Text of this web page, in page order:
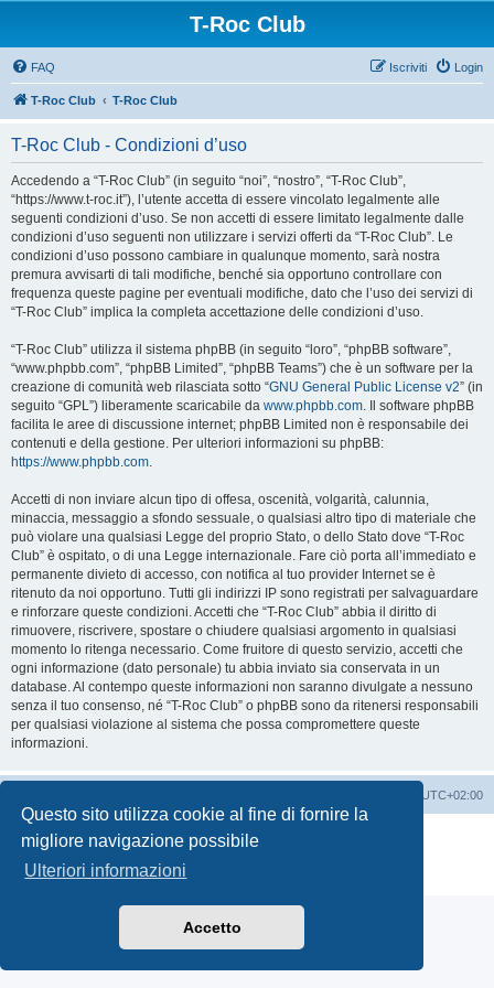
Questo sito utilizza cookie al fine di fornire la
migliore navigazione possibile
Ulteriori informazioni
Accetto
T-Roc Club
FAQ Login
Iscriviti
T-Roc Club T-Roc Club
T-Roc Club - Condizioni d’uso
Accedendo a “T-Roc Club” (in seguito “noi”, “nostro”, “T-Roc Club”,
“https://www.t-roc.it”), l’utente accetta di essere vincolato legalmente alle
seguenti condizioni d’uso. Se non accetti di essere limitato legalmente dalle
condizioni d’uso seguenti non utilizzare i servizi offerti da “T-Roc Club”. Le
condizioni d’uso possono cambiare in qualunque momento, sarà nostra
premura avvisarti di tali modifiche, benché sia opportuno controllare con
frequenza queste pagine per eventuali modifiche, dato che l’uso dei servizi di
“T-Roc Club” implica la completa accettazione delle condizioni d’uso.
“T-Roc Club” utilizza il sistema phpBB (in seguito “loro”, “phpBB software”,
“www.phpbb.com”, “phpBB Limited”, “phpBB Teams”) che è un software per la
creazione di comunità web rilasciata sotto “GNU General Public License v2” (in
seguito “GPL”) liberamente scaricabile da www.phpbb.com. Il software phpBB
facilita le aree di discussione internet; phpBB Limited non è responsabile dei
contenuti e della gestione. Per ulteriori informazioni su phpBB:
https://www.phpbb.com.
Accetti di non inviare alcun tipo di offesa, oscenità, volgarità, calunnia,
minaccia, messaggio a sfondo sessuale, o qualsiasi altro tipo di materiale che
può violare una qualsiasi Legge del proprio Stato, o dello Stato dove “T-Roc
Club” è ospitato, o di una Legge internazionale. Fare ciò porta all’immediato e
permanente divieto di accesso, con notifica al tuo provider Internet se è
ritenuto da noi opportuno. Tutti gli indirizzi IP sono registrati per salvaguardare
e rinforzare queste condizioni. Accetti che “T-Roc Club” abbia il diritto di
rimuovere, riscrivere, spostare o chiudere qualsiasi argomento in qualsiasi
momento lo ritenga necessario. Come fruitore di questo servizio, accetti che
ogni informazione (dato personale) tu abbia inviato sia conservata in un
database. Al contempo queste informazioni non saranno divulgate a nessuno
senza il tuo consenso, né “T-Roc Club” o phpBB sono da ritenersi responsabili
per qualsiasi violazione al sistema che possa compromettere queste
informazioni.
UTC+02:00
Creato da
® Forum Software © phpBB Limited
Traduzione Italiana